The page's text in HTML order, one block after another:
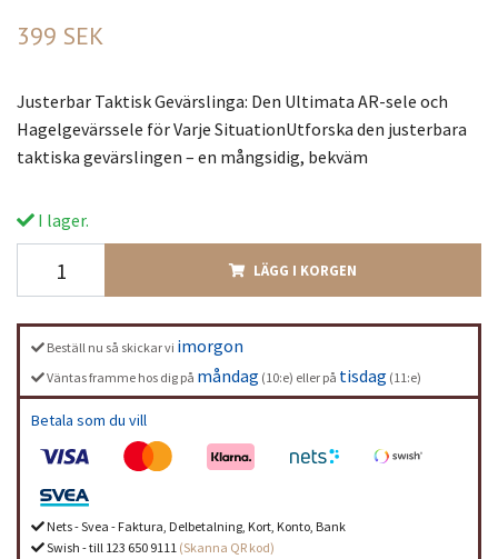
399 SEK
Justerbar Taktisk Gevärslinga: Den Ultimata AR-sele och
Hagelgevärssele för Varje SituationUtforska den justerbara
taktiska gevärslingen – en mångsidig, bekväm
I lager.
LÄGG I KORGEN
Beställ nu så skickar vi imorgon
Väntas framme hos dig på måndag (10:e) eller på tisdag (11:e)
Betala som du vill
Nets - Svea - Faktura, Delbetalning, Kort, Konto, Bank
Swish - till 123 650 9111 (Skanna QR kod)